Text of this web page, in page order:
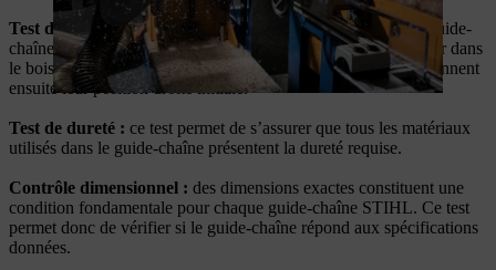
Test de flexion :cette étape permet de vérifier la rigidité du guide-
chaîne. Les guide-chaînes STIHL peuvent en effet se déformer dans
le bois lorsqu’ils sont soumis à une force élevée, mais ils reprennent
ensuite leur position droite initiale.
Test de dureté : ce test permet de s’assurer que tous les matériaux
utilisés dans le guide-chaîne présentent la dureté requise.
Contrôle dimensionnel : des dimensions exactes constituent une
condition fondamentale pour chaque guide-chaîne STIHL. Ce test
permet donc de vérifier si le guide-chaîne répond aux spécifications
données.